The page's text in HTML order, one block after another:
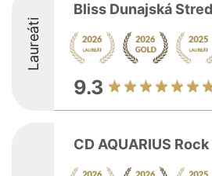
Laureáti
Bliss Dunajská
9.3
CD AQUARIUS